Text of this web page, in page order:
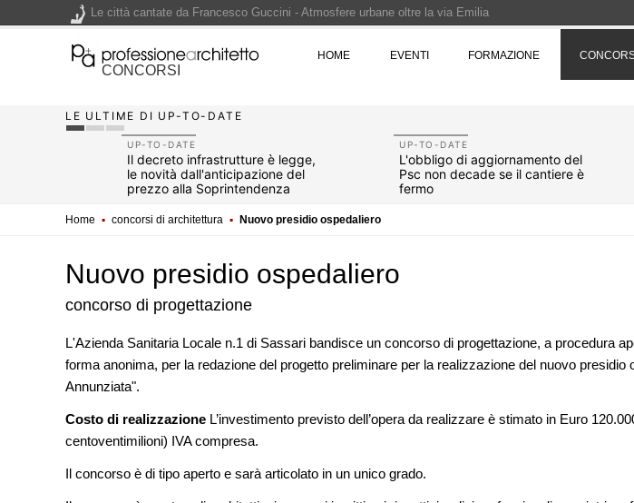
CONCORSI
HOME EVENTI FORMAZIONE
LE ULTIME DI UP-TO-DATE
UP-TO-DATE
Il decreto infrastrutture è legge,
le novità dall'anticipazione del
prezzo alla Soprintendenza
UP-TO-DATE
L'obbligo di aggiornamento del
Psc non decade se il cantiere è
fermo
Home ▪ concorsi di architettura ▪ Nuovo presidio ospedaliero
Nuovo presidio ospedaliero
concorso di progettazione
L'Azienda Sanitaria Locale n.1 di Sassari bandisce un concorso di progettazione, a procedura
forma anonima, per la redazione del progetto preliminare per la realizzazione del nuovo presidio
Annunziata".
Costo di realizzazione L’investimento previsto dell’opera da realizzare è stimato in Euro
centoventimilioni) IVA compresa.
Il concorso è di tipo aperto e sarà articolato in un unico grado.
07
EVENTI
Venezia
Riforma delle professioni, ok al Senato:
novità su abilitazione, competenze,
EVENTI
dell'acqua e
Le città cantate da Francesco Guccini - Atmosfere urbane oltre la via Emilia
200 manifesti per i 200 anni di Carlo Collodi, creatore di Pinocchio - Call di grafica promossa dal